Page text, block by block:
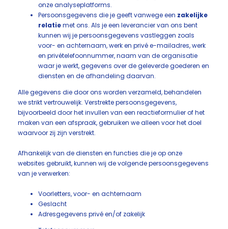
onze analyseplatforms.
Persoonsgegevens die je geeft vanwege een zakelijke
relatiemet ons. Als je een leverancier van ons bent
kunnen wij je persoonsgegevens vastleggen zoals
voor- en achternaam, werk en privé e-mailadres, werk
en privételefoonnummer, naam van de organisatie
waar je werkt, gegevens over de geleverde goederen en
diensten en de afhandeling daarvan.
Alle gegevens die door ons worden verzameld, behandelen
we strikt vertrouwelijk. Verstrekte persoonsgegevens,
bijvoorbeeld door het invullen van een reactieformulier of het
maken van een afspraak, gebruiken we alleen voor het doel
waarvoor zij zijn verstrekt.
Afhankelijk van de diensten en functies die je op onze
websites gebruikt, kunnen wij de volgende persoonsgegevens
van je verwerken:
Voorletters, voor- en achternaam
Geslacht
Adresgegevens privé en/of zakelijk